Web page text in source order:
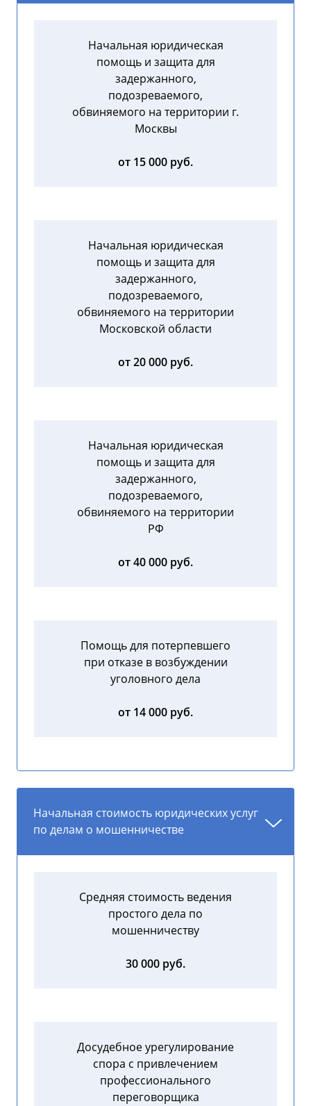
Начальная юридическая
помощь и защита для
задержанного,
подозреваемого,
обвиняемого на территории г.
Москвы
от 15 000 руб.
Начальная юридическая
помощь и защита для
задержанного,
подозреваемого,
обвиняемого на территории
Московской области
от 20 000 руб.
Начальная юридическая
помощь и защита для
задержанного,
подозреваемого,
обвиняемого на территории
РФ
от 40 000 руб.
Помощь для потерпевшего
при отказе в возбуждении
уголовного дела
от 14 000 руб.
Начальная стоимость юридических услуг
по делам о мошенничестве
Средняя стоимость ведения
простого дела по
мошенничеству
30 000 руб.
Досудебное урегулирование
спора с привлечением
профессионального
переговорщика